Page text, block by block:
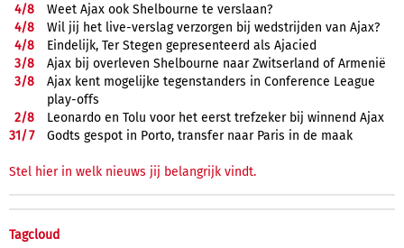
4/8
Weet Ajax ook Shelbourne te verslaan?
4/8
Wil jij het live-verslag verzorgen bij wedstrijden van Ajax?
4/8
Eindelijk, Ter Stegen gepresenteerd als Ajacied
3/8
Ajax bij overleven Shelbourne naar Zwitserland of Armenië
3/8
Ajax kent mogelijke tegenstanders in Conference League
play-offs
2/8
Leonardo en Tolu voor het eerst trefzeker bij winnend Ajax
31/7 Godts gespot in Porto, transfer naar Paris in de maak
Stel hier in welk nieuws jij belangrijk vindt.
Tagcloud